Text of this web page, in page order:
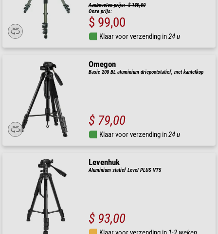
Aanbevolen prijs: $ 139,00
Onze prijs:
$ 99,00
Klaar voor verzending in24 u
Omegon
Basic 200 BL aluminium driepootstatief, met kantelkop
$ 79,00
Klaar voor verzending in24 u
Levenhuk
Aluminium statief Level PLUS VT5
$ 93,00